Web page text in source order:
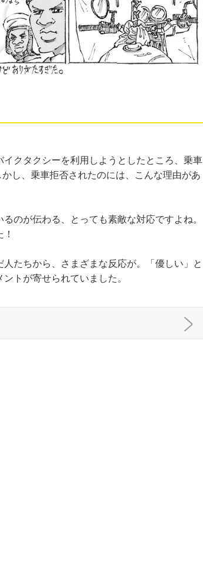
クタクシーを利用しようとしたところ、乗車
し、乗車拒否されたのには、こんな理由があ
のが伝わる、とっても素敵な対応ですよね。
たちから、さまざまな反応が。「優しい」と
トが寄せられていました。